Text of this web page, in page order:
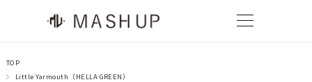
TOP
Little Yarmouth（HELLA GREEN）